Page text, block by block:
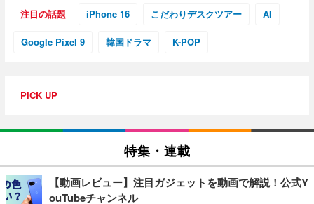
注目の話題 iPhone 16 こだわりデスクツアー AI
Google Pixel 9 韓国ドラマ K-POP
PICK UP
特集・連載
【動画レビュー】注目ガジェットを動画で解説！公式Y
ouTubeチャンネル